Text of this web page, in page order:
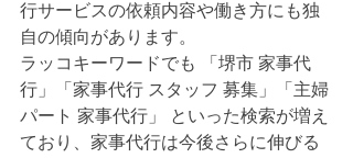
行サービスの依頼内容や働き方にも独
自の傾向があります。
ラッコキーワードでも 「堺市 家事代
行」「家事代行 スタッフ 募集」「主婦
パート 家事代行」 といった検索が増え
ており、家事代行は今後さらに伸びる